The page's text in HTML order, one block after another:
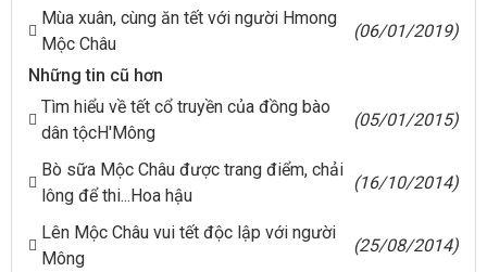
Mùa xuân, cùng ăn tết với người Hmong
Mộc Châu
(06/01/2019)
Những tin cũ hơn
Tìm hiểu về tết cổ truyền của đồng bào
dân tộcH'Mông
(05/01/2015)
Bò sữa Mộc Châu được trang điểm, chải
lông để thi...Hoa hậu
(16/10/2014)
Lên Mộc Châu vui tết độc lập với người
Mông
(25/08/2014)